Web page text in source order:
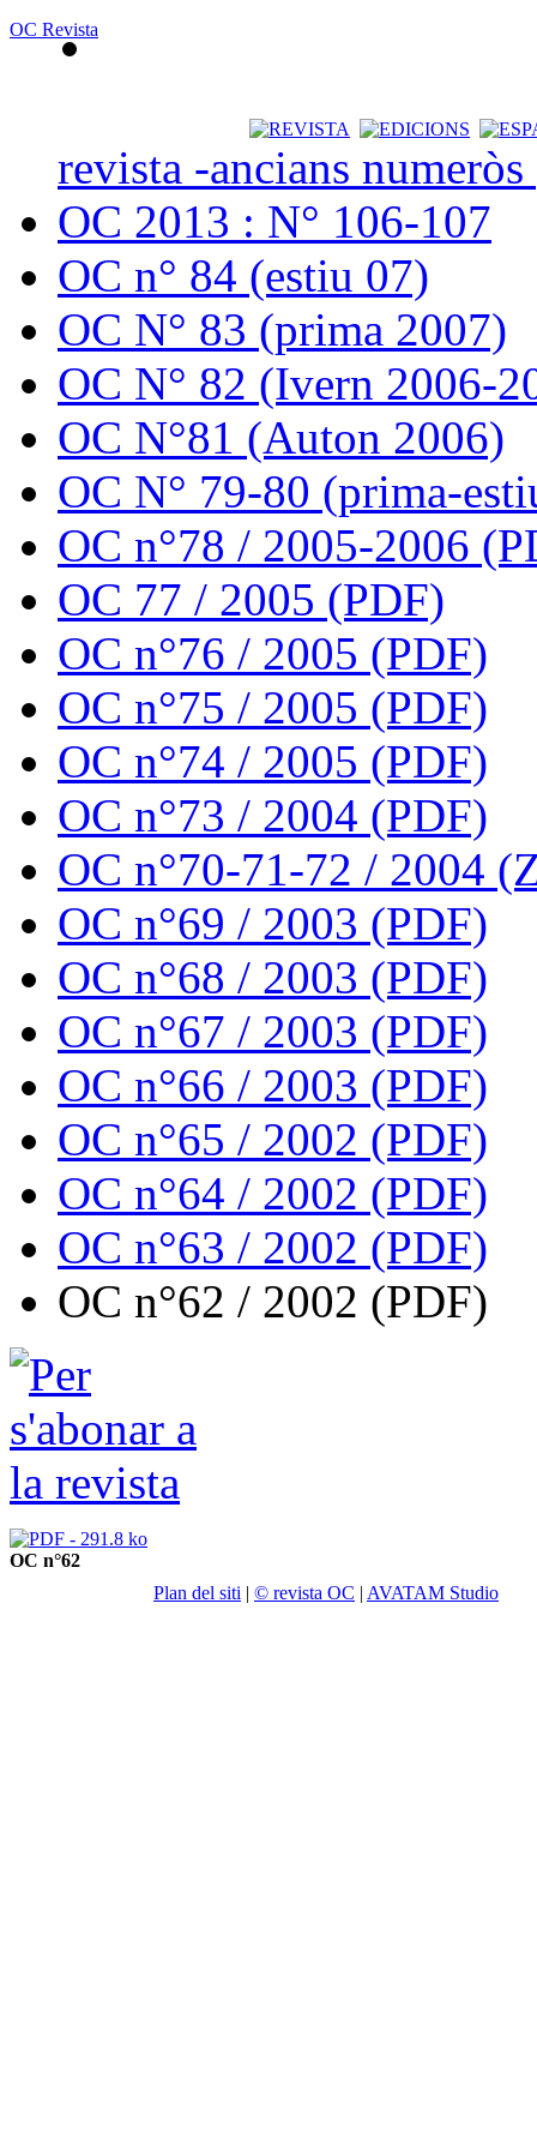
OC Revista
revista -ancians
OC 2013 : N° 106-107
OC n° 84 (estiu 07)
OC N° 83 (prima 2007)
OC N° 82 (Ivern 2006-
OC N°81 (Auton 2006)
OC N° 79-80 (prima-
OC n°78 / 2005-2006
OC 77 / 2005 (PDF)
OC n°76 / 2005 (PDF)
OC n°75 / 2005 (PDF)
OC n°74 / 2005 (PDF)
OC n°73 / 2004 (PDF)
OC n°70-71-72 / 2004
OC n°69 / 2003 (PDF)
OC n°68 / 2003 (PDF)
OC n°67 / 2003 (PDF)
OC n°66 / 2003 (PDF)
OC n°65 / 2002 (PDF)
OC n°64 / 2002 (PDF)
OC n°63 / 2002 (PDF)
OC n°62 / 2002 (PDF)
OC n°62
Plan del siti | © revista OC | AVATAM Studio